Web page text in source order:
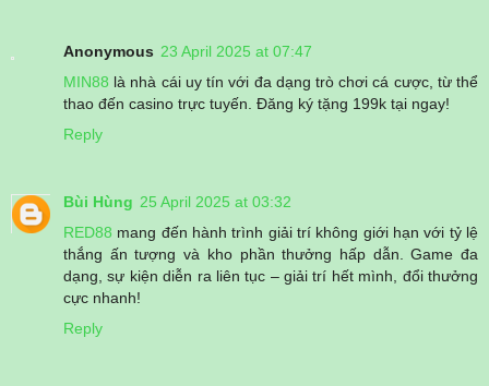
Anonymous 23 April 2025 at 07:47
MIN88 là nhà cái uy tín với đa dạng trò chơi cá cược, từ thể
thao đến casino trực tuyến. Đăng ký tặng 199k tại ngay!
Reply
Bùi Hùng 25 April 2025 at 03:32
RED88 mang đến hành trình giải trí không giới hạn với tỷ lệ
thắng ấn tượng và kho phần thưởng hấp dẫn. Game đa
dạng, sự kiện diễn ra liên tục – giải trí hết mình, đổi thưởng
cực nhanh!
Reply